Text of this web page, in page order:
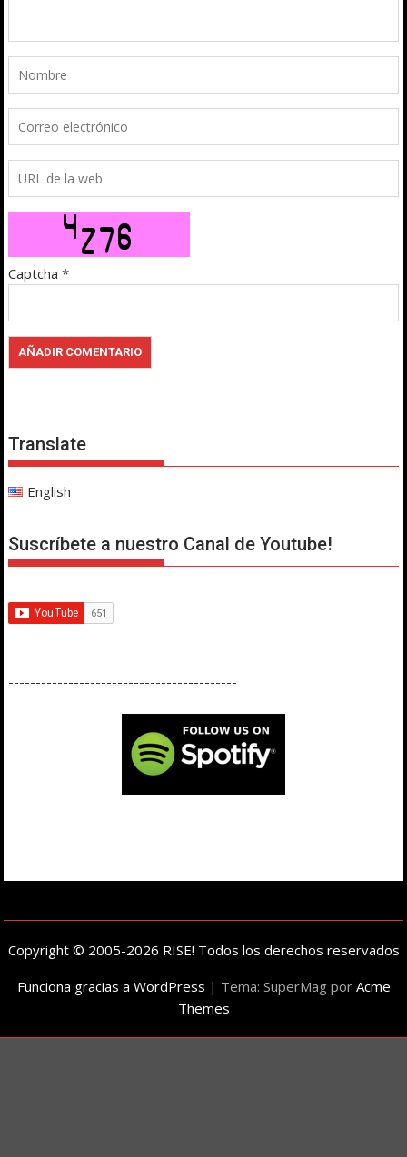
Captcha *
Translate
English
Suscríbete a nuestro Canal de Youtube!
------------------------------------------
Copyright © 2005-2026 RISE! Todos los derechos reservados
Funciona gracias a WordPress | Tema: SuperMag por Acme
Themes